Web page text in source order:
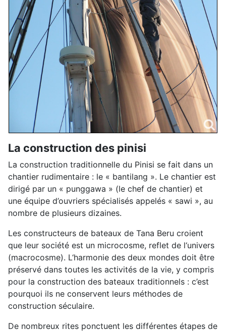
La construction des pinisi
La construction traditionnelle du Pinisi se fait dans un
chantier rudimentaire : le « bantilang ». Le chantier est
dirigé par un « punggawa » (le chef de chantier) et
une équipe d’ouvriers spécialisés appelés « sawi », au
nombre de plusieurs dizaines.
Les constructeurs de bateaux de Tana Beru croient
que leur société est un microcosme, reflet de l‘univers
(macrocosme). L‘harmonie des deux mondes doit être
préservé dans toutes les activités de la vie, y compris
pour la construction des bateaux traditionnels : c’est
pourquoi ils ne conservent leurs méthodes de
construction séculaire.
De nombreux rites ponctuent les différentes étapes de